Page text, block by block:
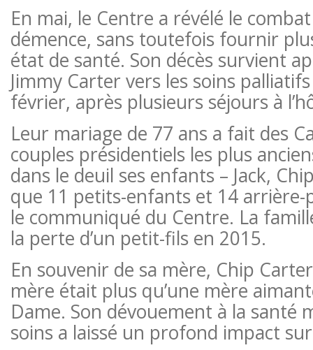
En mai, le Centre a révélé le
démence, sans toutefois fournir
état de santé. Son décès survient
Jimmy Carter vers les soins
février, après plusieurs séjours à
Leur mariage de 77 ans a fait des
couples présidentiels les plus
dans le deuil ses enfants – Jack,
que 11 petits-enfants et 14
le communiqué du Centre. La
la perte d’un petit-fils en 2015.
En souvenir de sa mère, Chip
mère était plus qu’une mère
Dame. Son dévouement à la santé
soins a laissé un profond impact